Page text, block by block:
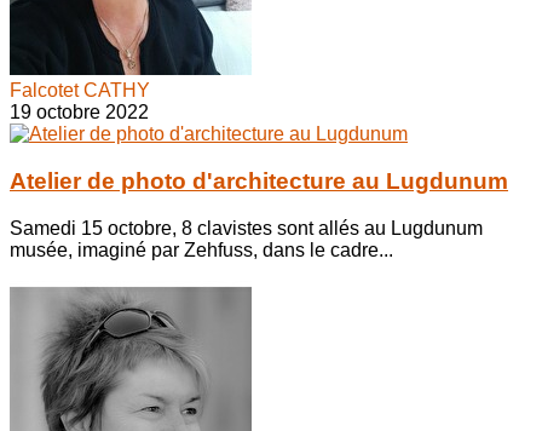
Falcotet CATHY
19 octobre 2022
Atelier de photo d'architecture au Lugdunum
Samedi 15 octobre, 8 clavistes sont allés au Lugdunum
musée, imaginé par Zehfuss, dans le cadre...